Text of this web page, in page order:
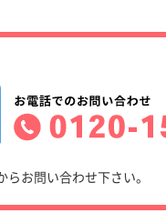
お問い合わせ下さい。